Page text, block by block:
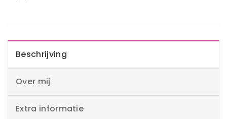
Beschrijving
Over mij
Extra informatie